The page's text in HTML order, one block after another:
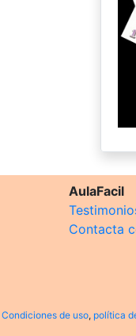
AulaFacil
Contacta
Condiciones de uso, política